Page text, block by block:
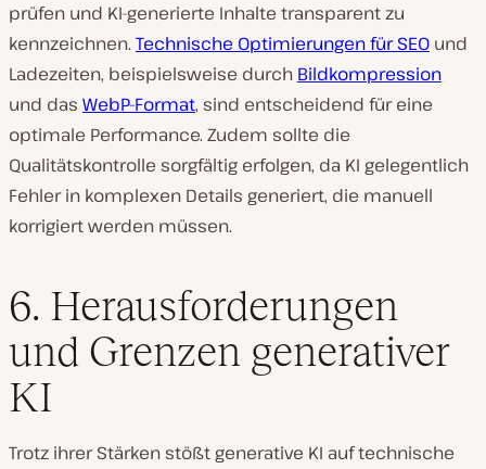
prüfen und KI-generierte Inhalte transparent zu
kennzeichnen. Technische Optimierungen für SEO und
Ladezeiten, beispielsweise durch Bildkompression
und das WebP-Format, sind entscheidend für eine
optimale Performance. Zudem sollte die
Qualitätskontrolle sorgfältig erfolgen, da KI gelegentlich
Fehler in komplexen Details generiert, die manuell
korrigiert werden müssen.
6. Herausforderungen
und Grenzen generativer
KI
Trotz ihrer Stärken stößt generative KI auf technische